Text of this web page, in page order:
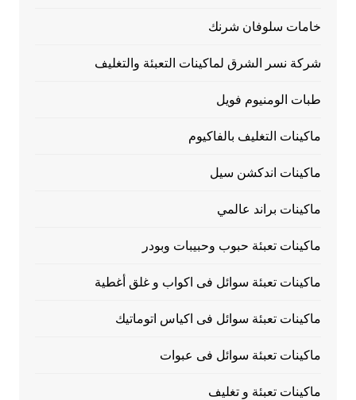
خامات سلوفان شرنك
شركة نسر الشرق لماكينات التعبئة والتغليف
طبات الومنيوم فويل
ماكينات التغليف بالفاكيوم
ماكينات اندكشن سيل
ماكينات براند عالمي
ماكينات تعبئة حبوب وحبيبات وبودر
ماكينات تعبئة سوائل فى اكواب و غلق أغطية
ماكينات تعبئة سوائل فى اكياس اتوماتيك
ماكينات تعبئة سوائل فى عبوات
ماكينات تعبئة و تغليف